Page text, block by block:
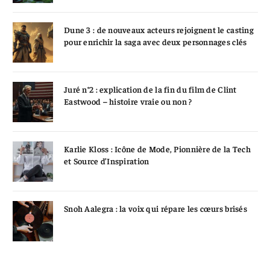
Dune 3 : de nouveaux acteurs rejoignent le casting
pour enrichir la saga avec deux personnages clés
Juré n°2 : explication de la fin du film de Clint
Eastwood – histoire vraie ou non ?
Karlie Kloss : Icône de Mode, Pionnière de la Tech
et Source d’Inspiration
Snoh Aalegra : la voix qui répare les cœurs brisés